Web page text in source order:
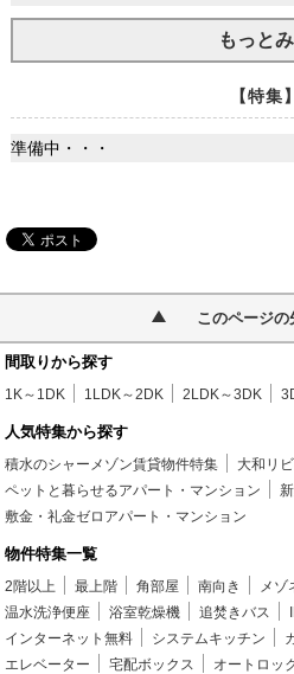
もっと
【特集】
準備中・・・
このページの
間取りから探す
1K～1DK 1LDK～2DK 2LDK～3DK
人気特集から探す
積水のシャーメゾン賃貸物件特集
大和リ
ペットと暮らせるアパート・マンション
敷金・礼金ゼロアパート・マンション
物件特集一覧
2階以上 最上階 角部屋 南向き メゾ
温水洗浄便座
浴室乾燥機 追焚きバス
インターネット無料
システムキッチン
エレベーター
宅配ボックス オートロッ